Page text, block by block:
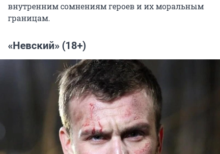
внутренним сомнениям героев и их моральным
границам.
«Невский» (18+)